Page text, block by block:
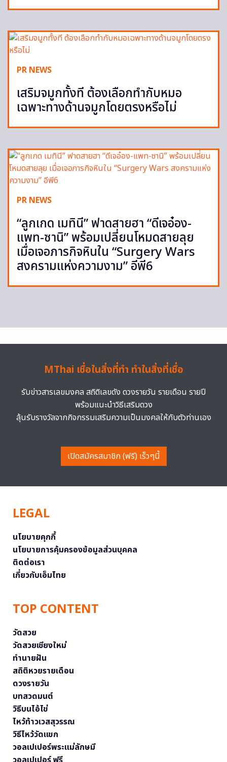
PR NEWS
เสริมจมูกทั้งที ต้องเลือกทำกับหมอ
เฉพาะทางด้านจมูกโดยตรงหรือไม่
PR NEWS
“ลูกเกด เมทินี” ฟาดสายฮา “ดีเจอ๋อง-
แพท-ซานิ” พร้อมเปลี่ยนโหมดสายลุย
เมื่อเจอภารกิจหินใน “Surgery Wars
สงครามแห่งความงาม” อีพี6
MThai เชื่อในสิ่งที่ทำ ทำในสิ่งที่เชื่อ
รับข่าวสารเลขมงคล สถิติเลขดัง ดวงรายวัน รายเดือน รายปี
พร้อมแนะนำวิธีเสริมดวง
ลุ้นรับรางวัลจากกิจกรรมเสริมความเป็นมงคลให้กับตัวท่านเอง
เปิดสมัครสมาชิก (ฟรี) เร็วๆนี้
LEGAL
นโยบายคุกกี้
นโยบายการคุ้มครองข้อมูลส่วนบุคคล
ติดต่อเรา
เกี่ยวกับเอ็มไทย
TOP CONTENT
วัดสวย
วัดสวยเชียงใหม่
ทำนายฝัน
สถิติหวยรายเดือน
ดวงรายวัน
บทสวดมนต์
วิธีบนไอ้ไข่
ไหว้ท้าวเวสสุวรรณ
วิธีไหว้วัดแขก
วอลเปเปอร์พระแม่ลักษมี